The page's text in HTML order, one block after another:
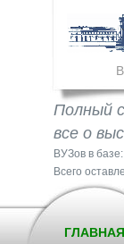
Полный
все о
ВУЗов в базе:
Всего
ГЛАВНАЯ